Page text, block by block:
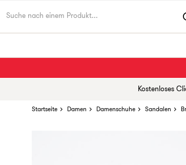
Kostenloses
Startseite Damen Damenschuhe Sandalen